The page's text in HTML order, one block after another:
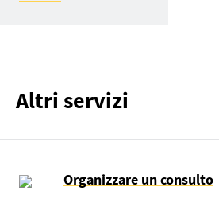
Altri servizi
Organizzare un consulto